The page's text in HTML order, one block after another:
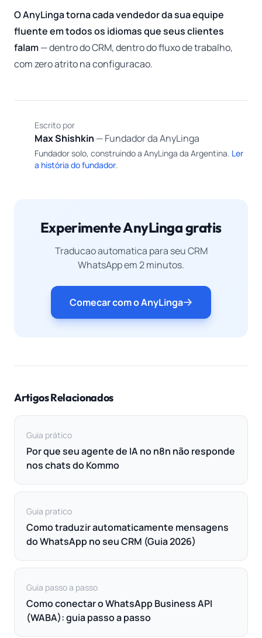
O AnyLinga torna cada vendedor da sua equipe
fluente em todos os idiomas que seus clientes
falam— dentro do CRM, dentro do fluxo de trabalho,
com zero atrito na configuracao.
Escrito por
Max Shishkin — Fundador da AnyLinga
Fundador solo, construindo a AnyLinga da Argentina. Ler
a história do fundador.
Experimente AnyLinga gratis
Traducao automatica para seu CRM
WhatsApp em 2 minutos.
Comecar com o AnyLinga
Artigos Relacionados
Guia prático
Por que seu agente de IA no n8n não responde
nos chats do Kommo
Guia pratico
Como traduzir automaticamente mensagens
do WhatsApp no seu CRM (Guia 2026)
Guia passo a passo
Como conectar o WhatsApp Business API
(WABA): guia passo a passo